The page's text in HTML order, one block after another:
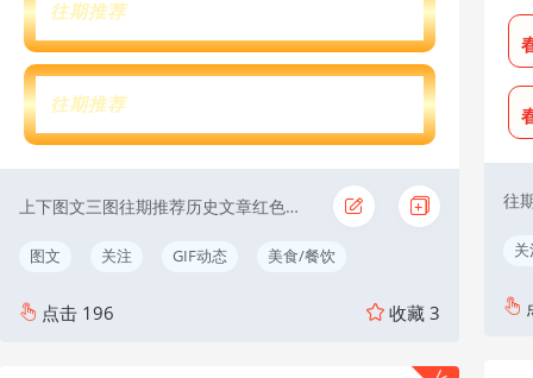
往期推荐
往期推荐
上下图文三图往期推荐历史文章红色传统节气
图文 关注 GIF动态 美食/餐饮
点击 196 收藏 3
往